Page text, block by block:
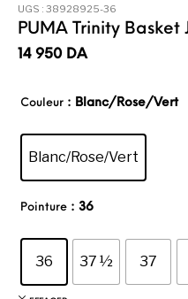
PUMA Trinity Basket
14 950 DA
Couleur : Blanc/Rose/Vert
Blanc/Rose/Vert
Pointure : 36
36 37 ½ 37
UGS :38928925-36